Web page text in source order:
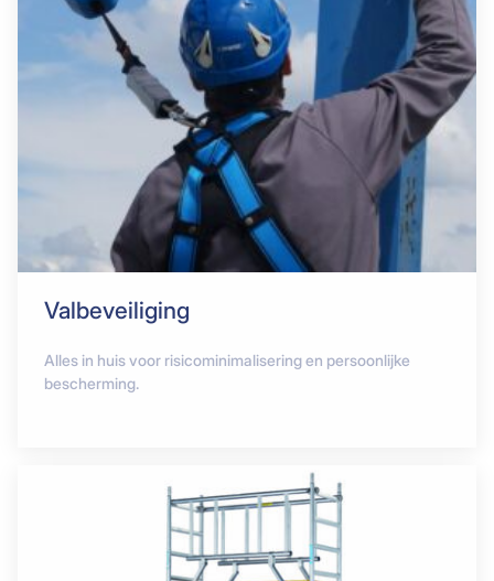
Valbeveiliging
Alles in huis voor risicominimalisering en persoonlijke
bescherming.